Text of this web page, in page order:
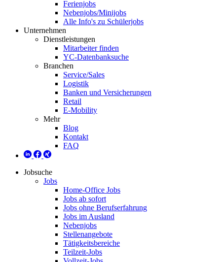
Ferienjobs
Nebenjobs/Minijobs
Alle Info's zu Schülerjobs
Unternehmen
Dienstleistungen
Mitarbeiter finden
YC-Datenbanksuche
Branchen
Service/Sales
Logistik
Banken und Versicherungen
Retail
E-Mobility
Mehr
Blog
Kontakt
FAQ
Jobsuche
Jobs
Home-Office Jobs
Jobs ab sofort
Jobs ohne Berufserfahrung
Jobs im Ausland
Nebenjobs
Stellenangebote
Tätigkeitsbereiche
Teilzeit-Jobs